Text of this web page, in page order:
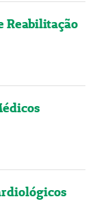
Reabilitação